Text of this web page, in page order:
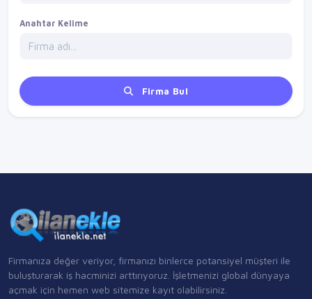
Anahtar Kelime
Firma Bul
Firmanıza değer veriyor, firmanızı binlerce potansiyel müşteri ile
buluşturarak iş hacminizi arttırıyoruz. İşletmenizi global dünyaya
açmak için hemen web sitemize kayıt olabilirsiniz.